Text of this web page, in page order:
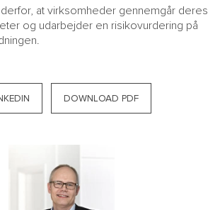
derfor, at virksomheder gennemgår deres
og udarbejder en risikovurdering på
DOWNLOAD PDF